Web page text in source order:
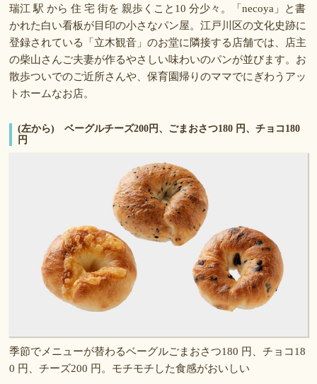
瑞江 駅 から 住 宅 街を 親歩くこと10 分少々。「necoya」と書
かれた白い看板が目印の小さなパン屋。江戸川区の文化史跡に
登録されている「立木観音」のお堂に隣接する店舗では、店主
の柴山さんご夫妻が作るやさしい味わいのパンが並びます。お
散歩ついでのご近所さんや、保育園帰りのママでにぎわうアッ
トホームなお店。
(左から) ベーグルチーズ200円、ごまおさつ180 円、チョコ180
円
季節でメニューが替わるベーグルごまおさつ180 円、チョコ18
0 円、チーズ200 円。モチモチした食感がおいしい